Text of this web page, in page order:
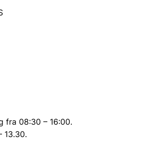
fra 08:30 – 16:00.
13.30.